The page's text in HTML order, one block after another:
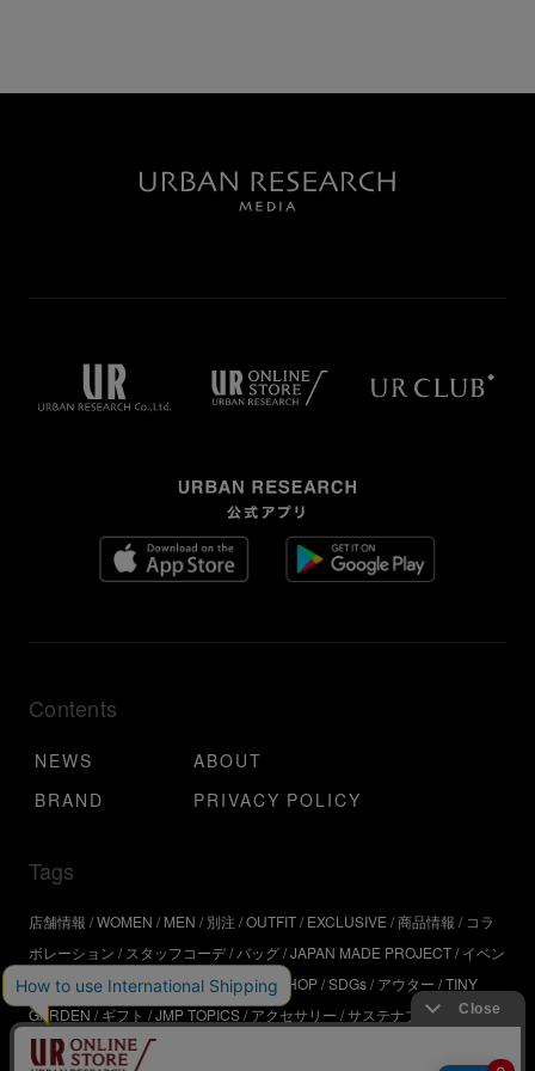
Contents
NEWS
ABOUT
BRAND
PRIVACY POLICY
Tags
店舗情報 WOMEN MEN 別注 OUTFIT EXCLUSIVE 商品情報
コラ
ボレーション
スタッフコーデ バッグ JAPAN MADE PROJECT イベン
ト アウトドア インタビュー WORKSHOP SDGs アウター TINY
GARDEN
ギフト JMP TOPICS アクセサリー サステナブル
UR
SDGs
ジュエリー